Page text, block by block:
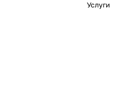
Услуги